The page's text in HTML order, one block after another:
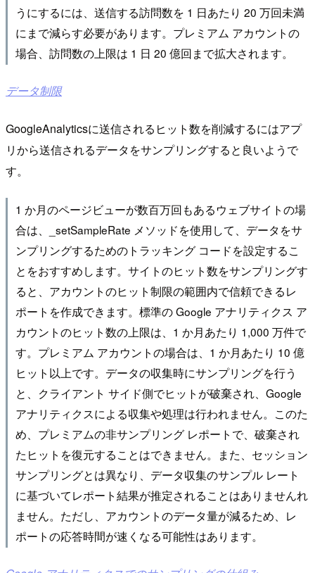
うにするには、送信する訪問数を 1 日あたり 20 万回未満
にまで減らす必要があります。プレミアム アカウントの
場合、訪問数の上限は 1 日 20 億回まで拡大されます。
データ制限
GoogleAnalyticsに送信されるヒット数を削減するにはアプ
リから送信されるデータをサンプリングすると良いようで
す。
1 か月のページビューが数百万回もあるウェブサイトの場
合は、_setSampleRate メソッドを使用して、データをサ
ンプリングするためのトラッキング コードを設定するこ
とをおすすめします。サイトのヒット数をサンプリングす
ると、アカウントのヒット制限の範囲内で信頼できるレ
ポートを作成できます。標準の Google アナリティクス ア
カウントのヒット数の上限は、1 か月あたり 1,000 万件で
す。プレミアム アカウントの場合は、1 か月あたり 10 億
ヒット以上です。データの収集時にサンプリングを行う
と、クライアント サイド側でヒットが破棄され、Google
アナリティクスによる収集や処理は行われません。このた
め、プレミアムの非サンプリング レポートで、破棄され
たヒットを復元することはできません。また、セッション
サンプリングとは異なり、データ収集のサンプル レート
に基づいてレポート結果が推定されることはありませんれ
ません。ただし、アカウントのデータ量が減るため、レ
ポートの応答時間が速くなる可能性はあります。